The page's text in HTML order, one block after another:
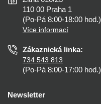
Než koupíte
Osvětlení dle místnosti
Zásady ochrany soukromí
Nastavení cookies
Prohlášení o přístupnosti
110 00 Praha 1
(Po-Pá 8:00-18:00 hod.)
Více informací
Zákaznická linka:
734 543 813
(Po-Pá 8:00-17:00 hod.)
Newsletter